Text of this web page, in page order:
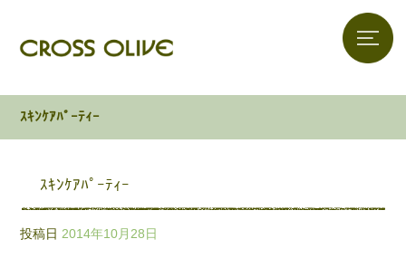
ｽｷﾝｹｱﾊﾟｰﾃｨｰ
ｽｷﾝｹｱﾊﾟｰﾃｨｰ
投稿日 2014年10月28日